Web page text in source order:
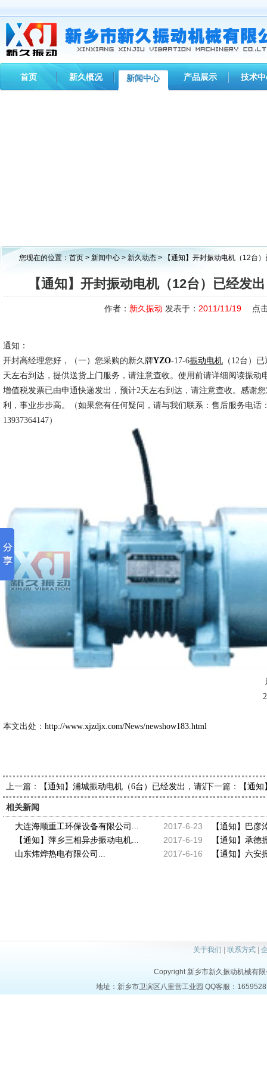
首页 新久概况 新闻中心 产品展示 技术
您现在的位置： 首页 > 新闻中心 > 新久动态 > 【通知】开封振动电机（12台
【通知】开封振动电机（12台）已经发
作者： 新久振动 发表于： 2011/11/19 点
通知：
开封高经理您好，（一）您采购的新久牌YZO-17-6振动电机 （12台）
天左右到达，提供送货上门服务，请注意查收。使用前请详细阅读振动
增值税发票已由申通快递发出，预计2天左右到达，请注意查收。感谢
利，事业步步高。（如果您有任何疑问，请与我们联系：售后服务电话
13937364147）
新久市场
2011-11-
本文出处： http://www.xjzdjx.com/News/newshow183.html
上一篇： 【通知】浦城振动电机（6台）已经发出，请温经理注意接收
下一篇： 【通
相关新闻
2017-6-23
大连海顺重工环保设备有限公司... 【通知】巴彦
2017-6-19
【通知】萍乡三相异步振动电机... 【通知】承德
2017-6-16
山东炜烨热电有限公司... 【通知】六安
关于我们 | 联系方式|
Copyright 新乡市新久振动机械有
地址：新乡市卫滨区八里营工业园 QQ客服：